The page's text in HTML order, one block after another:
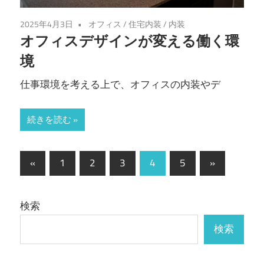
2025年4月3日 オフィス /住宅内装/ 内装
オフィスデザインが変える働く環
境
仕事環境を考える上で、オフィスの内装やデ
続きを読む
投
の
«
の
記
事
1 2 3 4 5
次
の
事
»
検索
検索